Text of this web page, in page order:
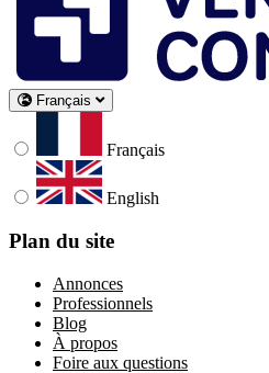
Français
Français
English
Plan du site
Annonces
Professionnels
Blog
À propos
Foire aux questions